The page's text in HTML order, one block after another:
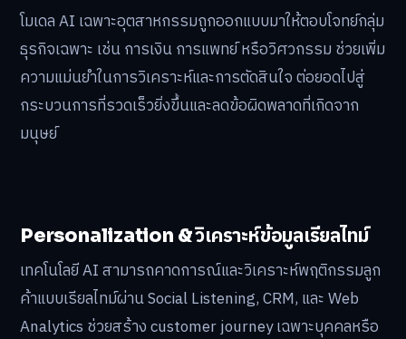
โมเดล AI เฉพาะอุตสาหกรรมถูกออกแบบมาให้ตอบโจทย์กลุ่ม
ธุรกิจเฉพาะ เช่น การเงิน การแพทย์ หรือวิศวกรรม ช่วยเพิ่ม
ความแม่นยำในการวิเคราะห์และการตัดสินใจ ต่อยอดไปสู่
กระบวนการที่รวดเร็วยิ่งขึ้นและลดข้อผิดพลาดที่เกิดจาก
มนุษย์
Personalization & วิเคราะห์ข้อมูลเรียลไทม์
เทคโนโลยี AI สามารถคาดการณ์และวิเคราะห์พฤติกรรมลูก
ค้าแบบเรียลไทม์ผ่าน Social Listening, CRM, และ Web
Analytics ช่วยสร้าง customer journey เฉพาะบุคคลหรือ